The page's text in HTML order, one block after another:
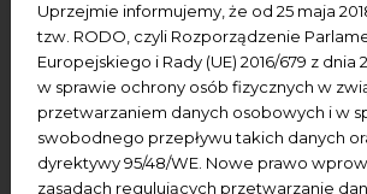
Uprzejmie informujemy, że od 25 maja
tzw. RODO, czyli Rozporządzenie
Europejskiego i Rady (UE) 2016/679 z dnia
w sprawie ochrony osób fizycznych w
przetwarzaniem danych osobowych i w
swobodnego przepływu takich danych
dyrektywy 95/48/WE. Nowe prawo
zasadach regulujących przetwarzanie
wykładów, czyli z wykładami profesora
z wykładami „Ocalone od
spotkania z kulturą i sztuką” w centrum
Przygotowujemy dla Was nową
ceramiką. Są to prace stworzone
na plenerze twórczym. Do wystawy